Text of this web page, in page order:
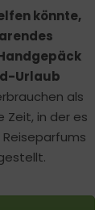
könnte,
Urlaub
als
Zeit, in der es